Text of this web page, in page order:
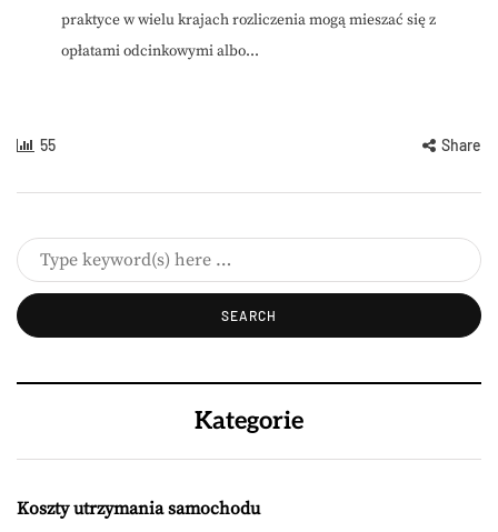
praktyce w wielu krajach rozliczenia mogą mieszać się z
opłatami odcinkowymi albo...
55 Share
Kategorie
Koszty utrzymania samochodu